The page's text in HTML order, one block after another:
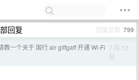
回复 回复总数 799
教一个关于 国行 air giffgaff 开通 Wi-Fi 7 月 12
日